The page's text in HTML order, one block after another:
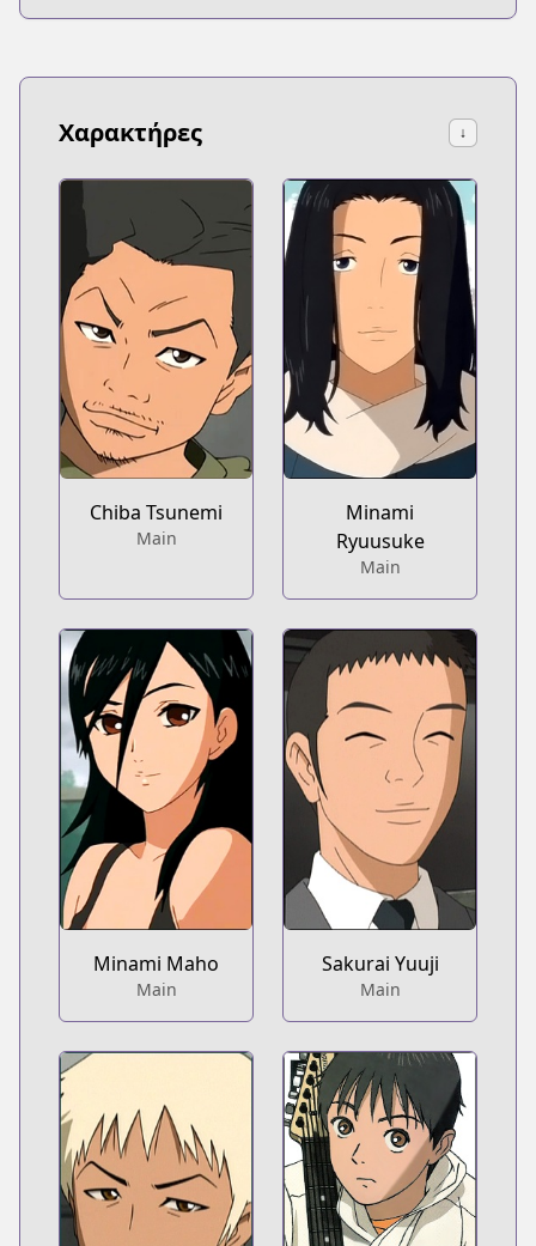
Χαρακτήρες ↓
Chiba Tsunemi
Main
Minami
Ryuusuke
Main
Minami Maho
Main
Sakurai Yuuji
Main